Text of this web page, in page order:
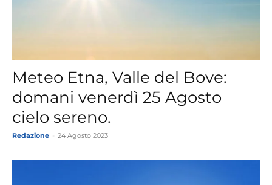
Meteo Etna, Valle del Bove:
domani venerdì 25 Agosto
cielo sereno.
Redazione 24 Agosto 2023